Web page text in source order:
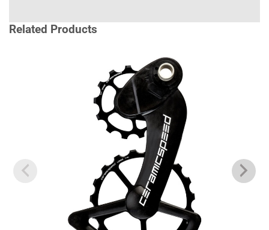
Related Products